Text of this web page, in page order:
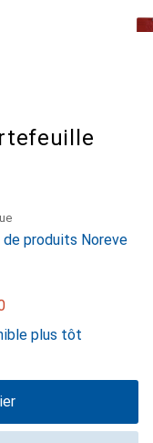
de produits Noreve
plus tôt